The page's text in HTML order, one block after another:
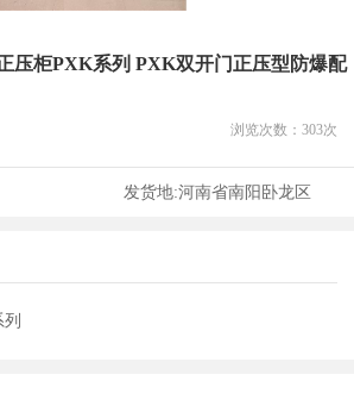
压柜PXK系列 PXK双开门正压型防爆配
浏览次数： 303次
发货地:河南省南阳卧龙区